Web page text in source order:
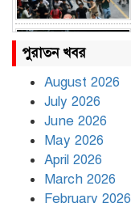
পুরাতন খবর
August 2026
July 2026
June 2026
May 2026
April 2026
March 2026
February 2026